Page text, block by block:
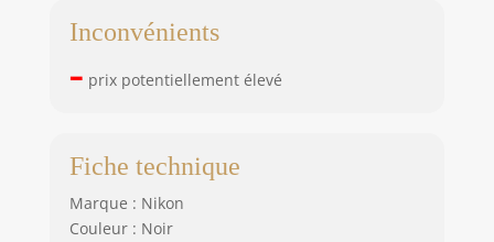
Inconvénients
– prix potentiellement élevé
Fiche technique
Marque : Nikon
Couleur : Noir